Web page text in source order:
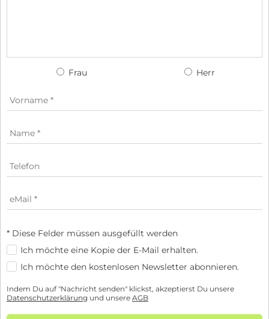
Frau Herr
* Diese Felder müssen ausgefüllt werden
Ich möchte eine Kopie der E-Mail erhalten.
Ich möchte den kostenlosen Newsletter abonnieren.
Indem Du auf "Nachricht senden" klickst, akzeptierst Du unsere
Datenschutzerklärung und unsere AGB